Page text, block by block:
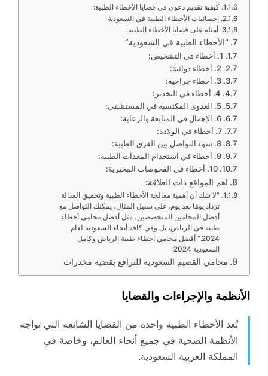
كيفية تقديم دعوى في قضايا الأخطاء الطبية:
إحصائيات الأخطاء الطبية في السعودية
أمثلة على قضايا الأخطاء الطبية:
“الأخطاء الطبية في السعودية”
1. أخطاء في التشخيص:
2. أخطاء دوائية:
3. أخطاء جراحية:
4. أخطاء في التخدير:
5. العدوى المكتسبة في المستشفى:
6. الإهمال في المتابعة والرعاية:
7. أخطاء في الولادة:
8. سوء التواصل بين الفرق الطبية:
9. أخطاء في استخدام المعدات الطبية:
10. أخطاء في الفحوصات المخبرية:
اهم المواقع ذات العلاقة:
“لا شك أن أهمية معالجة الأخطاء الطبية وتحقيق العدالة
تزداد يومًا بعد يوم. على سبيل المثال، يمكنك التواصل مع
أفضل المحامين المتخصصين، مثل أفضل محامي أخطاء
طبية في الرياض، بل وفي كافة أنحاء السعودية لعام
2024.” أفضل محامي اخطاء طبية الرياض وكامل
السعودية 2024
محامي القصيم السعودية للترافع بقضية مخدرات
الأنظمة والإجراءات والقضايا
تُعد الأخطاء الطبية واحدة من القضايا الشائعة التي تواجه
الأنظمة الصحية في جميع أنحاء العالم، وخاصة في
المملكة العربية السعودية.